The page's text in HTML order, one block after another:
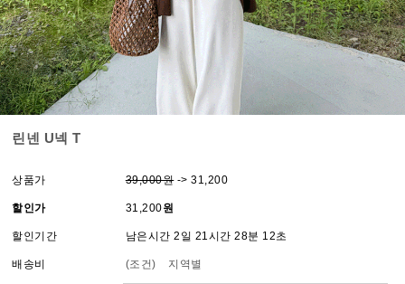
린넨 U넥 T
상품가 39,000원-> 31,200
할인가 31,200원
할인기간 남은시간 2일 21시간 28분 12초
배송비 (조건) 지역별